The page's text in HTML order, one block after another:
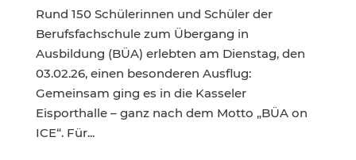
Rund 150 Schülerinnen und Schüler der
Berufsfachschule zum Übergang in
Ausbildung (BÜA) erlebten am Dienstag, den
03.02.26, einen besonderen Ausflug:
Gemeinsam ging es in die Kasseler
Eisporthalle – ganz nach dem Motto „BÜA on
ICE“. Für...